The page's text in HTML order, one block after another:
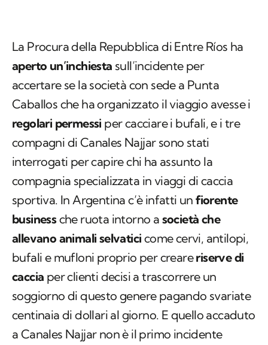
La Procura della Repubblica di Entre Ríos ha
aperto un’inchiesta sull’incidente per
accertare se la società con sede a Punta
Caballos che ha organizzato il viaggio avesse i
regolari permessi per cacciare i bufali, e i tre
compagni di Canales Najjar sono stati
interrogati per capire chi ha assunto la
compagnia specializzata in viaggi di caccia
sportiva. In Argentina c’è infatti unfiorente
businessche ruota intorno a società che
allevano animali selvatici come cervi, antilopi,
bufali e mufloni proprio per creareriserve di
caccia per clienti decisi a trascorrere un
soggiorno di questo genere pagando svariate
centinaia di dollari al giorno. E quello accaduto
a Canales Najjar non è il primo incidente